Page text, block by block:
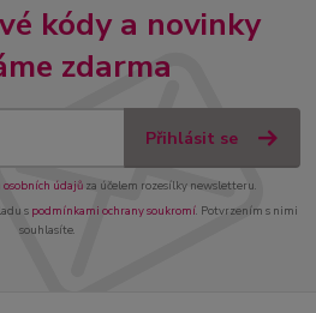
kódy a novinky
zdarma
Přihlásit se
údajůza účelem rozesílky newsletteru.
s podmínkami ochrany soukromí. Potvrzením s nimi
souhlasíte.